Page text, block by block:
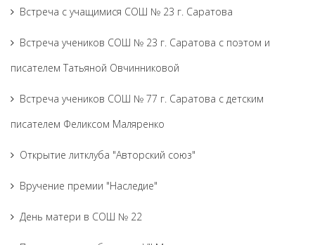
Встреча с учащимися СОШ № 23 г. Саратова
Встреча учеников СОШ № 23 г. Саратова с поэтом и
писателем Татьяной Овчинниковой
Встреча учеников СОШ № 77 г. Саратова с детским
писателем Феликсом Маляренко
Открытие литклуба "Авторский союз"
Вручение премии "Наследие"
День матери в СОШ № 22